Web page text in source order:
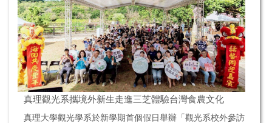
真理觀光系攜境外新生走進三芝體驗台灣食農文化
真理大學觀光學系於新學期首個假日舉辦「觀光系校外參訪